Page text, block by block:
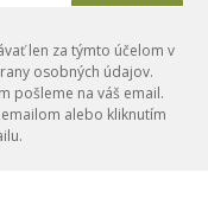
len za týmto účelom v
osobných údajov.
pošleme na váš email.
alebo kliknutím